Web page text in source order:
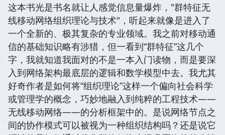
这本书光是书名就让人感觉信息量爆炸，"群特征无
线移动网络组织理论与技术"，听起来就像是进入了
一个全新的、极其复杂的专业领域。我之前对移动通
信的基础知识略有涉猎，但一看到“群特征”这几个
字，我就知道我面对的不是一本入门读物，而是要深
入到网络架构最底层的逻辑和数学模型中去。我尤其
好奇作者是如何将“组织理论”这样一个偏向社会科学
或管理学的概念，巧妙地融入到纯粹的工程技术——
无线移动网络——的分析框架中的。是说网络节点之
间的协作模式可以被视为一种组织结构吗？还是说它